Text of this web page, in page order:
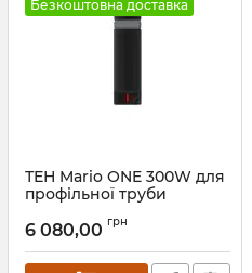
Безкоштовна доставка
ТЕН Mario ONE 300W для
профільної труби
Артикул:6.027.047414.BM-BM
6 080,00 грн